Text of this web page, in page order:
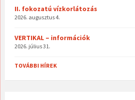
II. fokozatú vízkorlátozás
2026. augusztus 4.
VERTIKAL – információk
2026. július 31.
TOVÁBBI HÍREK